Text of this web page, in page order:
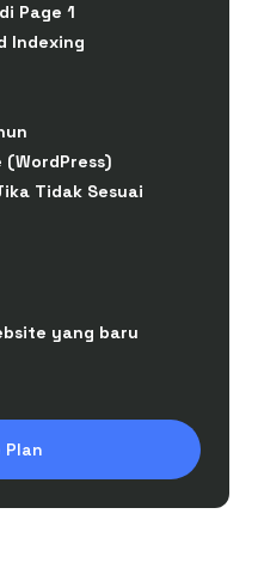
Page 1
Indexing
(WordPress)
Tidak Sesuai
yang baru
Plan